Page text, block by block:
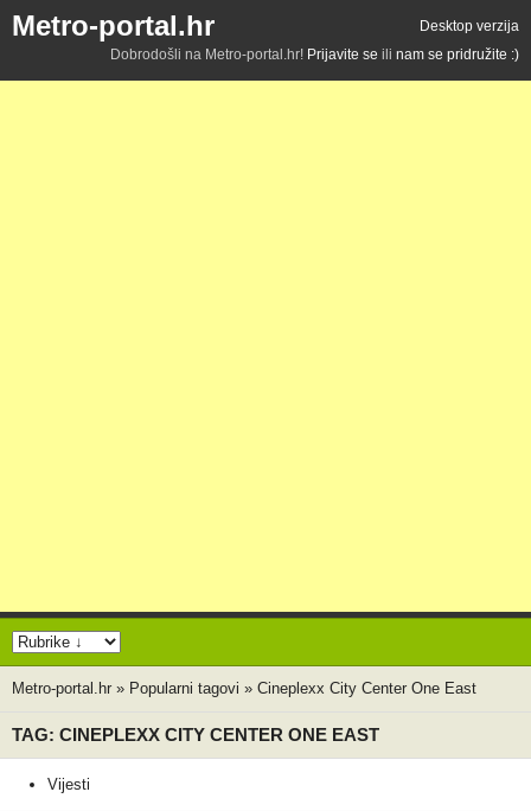
Metro-portal.hr
Desktop verzija
Dobrodošli na Metro-portal.hr! Prijavite se ili nam se pridružite :)
Metro-portal.hr » Popularni tagovi » Cineplexx City Center One East
TAG: CINEPLEXX CITY CENTER ONE EAST
Vijesti